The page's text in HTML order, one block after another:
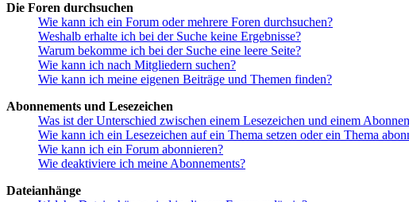
Die Foren durchsuchen
Wie kann ich ein Forum oder mehrere Foren durchsuchen?
Weshalb erhalte ich bei der Suche keine Ergebnisse?
Warum bekomme ich bei der Suche eine leere Seite?
Wie kann ich nach Mitgliedern suchen?
Wie kann ich meine eigenen Beiträge und Themen finden?
Abonnements und Lesezeichen
Was ist der Unterschied zwischen einem Lesezeichen und einem
Wie kann ich ein Lesezeichen auf ein Thema setzen oder ein Thema
Wie kann ich ein Forum abonnieren?
Wie deaktiviere ich meine Abonnements?
Dateianhänge